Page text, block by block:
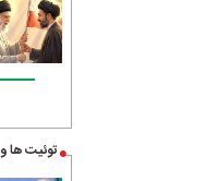
توئیت ها